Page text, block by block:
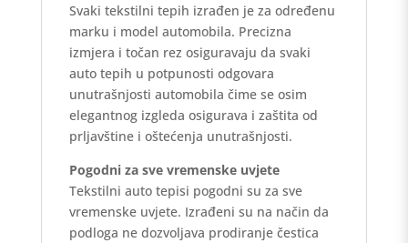
Svaki tekstilni tepih izrađen je za određenu
marku i model automobila. Precizna
izmjera i točan rez osiguravaju da svaki
auto tepih u potpunosti odgovara
unutrašnjosti automobila čime se osim
elegantnog izgleda osigurava i zaštita od
prljavštine i oštećenja unutrašnjosti.
Pogodni za sve vremenske uvjete
Tekstilni auto tepisi pogodni su za sve
vremenske uvjete. Izrađeni su na način da
podloga ne dozvoljava prodiranje čestica